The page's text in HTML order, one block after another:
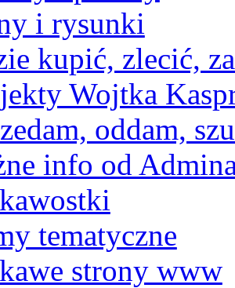
i rysunki
kupić, zlecić,
Wojtka
oddam,
info od
tematyczne
strony www